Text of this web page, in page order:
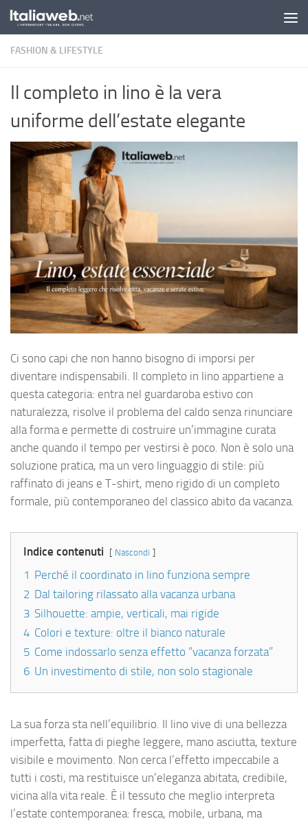
Sotto il contenuto
FASHION & LIFESTYLE
Il completo in lino è la vera
uniforme dell’estate elegante
Ci sono capi che non hanno bisogno di imporsi per
diventare indispensabili. Il completo in lino appartiene a
questa categoria: entra nel guardaroba estivo con
naturalezza, risolve il problema del caldo senza rinunciare
alla forma e permette di costruire un’immagine curata
anche quando il tempo per vestirsi è poco. Non è solo una
soluzione pratica, ma un vero linguaggio di stile: più
raffinato di jeans e T-shirt, meno rigido di un completo
formale, più contemporaneo del classico abito da vacanza.
Indice contenuti Nascondi
1 Perché il coordinato in lino funziona sempre
2 Dal tailoring rilassato alla vacanza urbana
3 Silhouette: ampie, verticali, mai rigide
4 Colori e texture: oltre il bianco naturale
5 Come indossarlo senza effetto “vacanza forzata”
6 Un investimento di stile, non solo stagionale
La sua forza sta nell’equilibrio. Il lino vive di una bellezza
imperfetta, fatta di pieghe leggere, mano asciutta, texture
visibile e movimento. Non cerca l’effetto impeccabile a
tutti i costi, ma restituisce un’eleganza abitata, credibile,
vicina alla vita reale. È il tessuto che meglio interpreta
l’estate contemporanea: fresca, mobile, urbana, ma